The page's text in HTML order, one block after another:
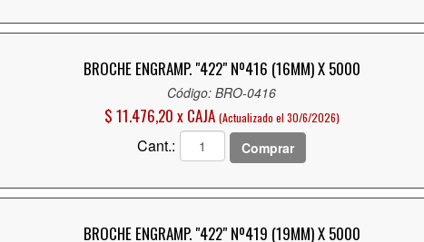
BROCHE ENGRAMP. "422" Nº416 (16MM) X 5000
Código: BRO-0416
$ 11.476,20 x CAJA (Actualizado el 30/6/2026)
Cant.: Comprar
BROCHE ENGRAMP. "422" Nº419 (19MM) X 5000